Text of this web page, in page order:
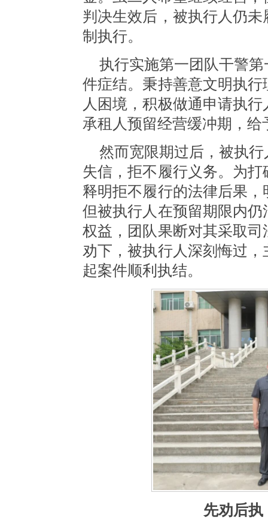
判决生效后，被执行人仍
制执行。
执行实施第一团队干警
件症结。秉持善意文明执
人困境，积极做通申请执
承租人预留经营缓冲期，
然而宽限期过后，被执
失信，拒不履行义务。为
释明拒不履行的法律后果
但被执行人在预留期限内
权益，团队果断对其采取
劝下，被执行人深刻悔过
起案件顺利执结。
先劝后执